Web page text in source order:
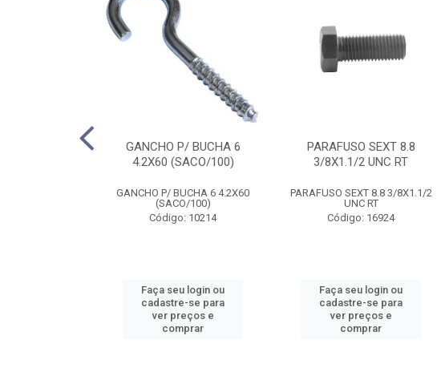
GANCHO P/ BUCHA 6
4.2X60 (SACO/100)
GANCHO P/ BUCHA 6 4.2X60
(SACO/100)
Código: 10214
Faça seu login ou
cadastre-se para
ver preços e
comprar
PARAFUSO SEXT 8.8
3/8X1.1/2 UNC RT
PARAFUSO SEXT 8.8 3/8X1.1/2
UNC RT
Código: 16924
Faça seu login ou
cadastre-se para
ver preços e
comprar